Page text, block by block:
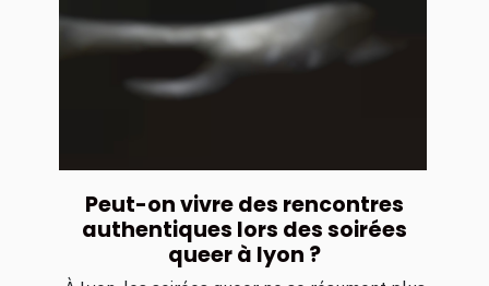
Peut-on vivre des rencontres
authentiques lors des soirées
queer à lyon ?